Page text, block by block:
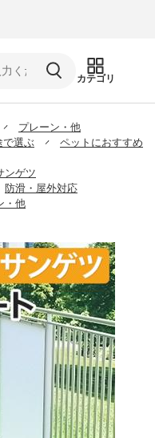
カテゴリ
プレーン・他
で選ぶ
ペットにおすすめ
ンゲツ
防滑・屋外対応
・他